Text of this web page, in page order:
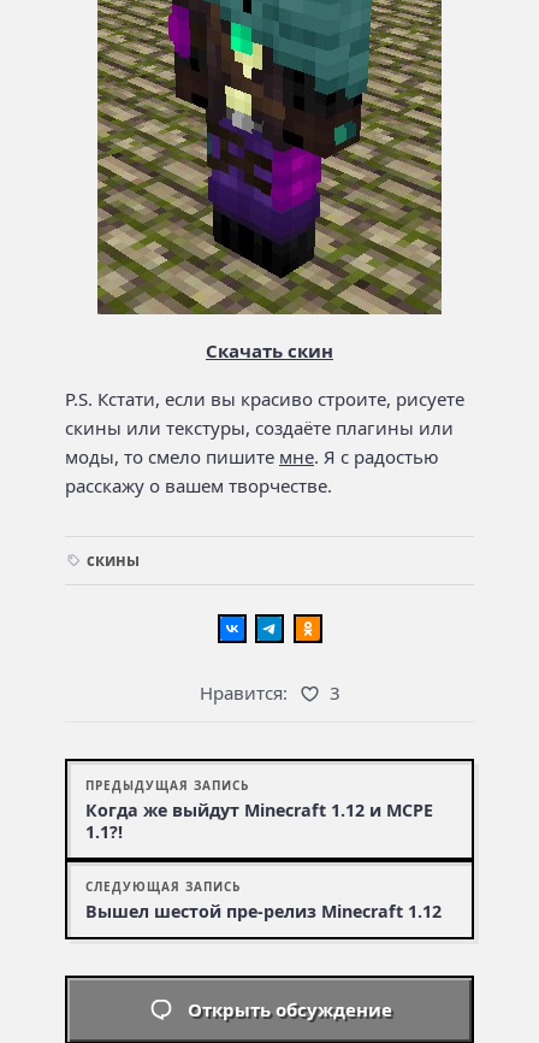
Скачать скин
P.S. Кстати, если вы красиво строите, рисуете
скины или текстуры, создаёте плагины или
моды, то смело пишите мне. Я с радостью
расскажу о вашем творчестве.
скины
Нравится: 3
ПРЕДЫДУЩАЯ ЗАПИСЬ
Когда же выйдут Minecraft 1.12 и MCPE
1.1?!
СЛЕДУЮЩАЯ ЗАПИСЬ
Вышел шестой пре-релиз Minecraft 1.12
Открыть обсуждение